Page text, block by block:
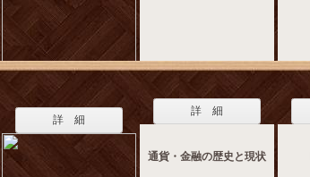
詳 細
詳 細
通貨・金融の歴史と現状